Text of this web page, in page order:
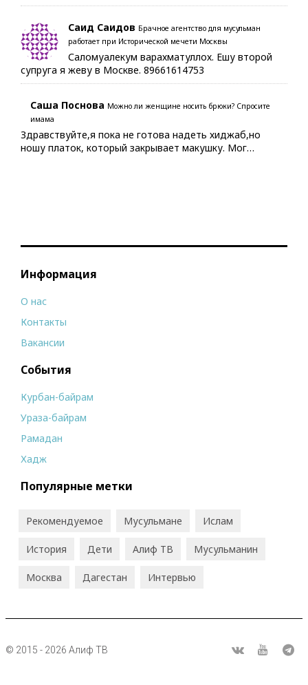
Саид Саидов Брачное агентство для мусульман
работает при Исторической мечети Москвы
Саломуалекум варахматуллох. Ешу второй
супруга я жеву в Москве. 89661614753
Саша Поснова Можно ли женщине носить брюки? Спросите
имама
Здравствуйте,я пока не готова надеть хиджаб,но
ношу платок, который закрывает макушку. Мог…
Информация
О нас
Контакты
Вакансии
События
Курбан-байрам
Ураза-байрам
Рамадан
Хадж
Популярные метки
Рекомендуемое Мусульмане Ислам
История Дети Алиф ТВ Мусульманин
Москва Дагестан Интервью
© 2015 - 2026 Алиф ТВ